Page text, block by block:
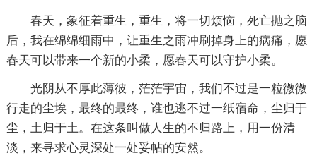
春天，象征着重生，重生，将一切烦恼，死亡抛之脑
后，我在绵绵细雨中，让重生之雨冲刷掉身上的病痛，愿
春天可以带来一个新的小柔，愿春天可以守护小柔。
光阴从不厚此薄彼，茫茫宇宙，我们不过是一粒微微
行走的尘埃，最终的最终，谁也逃不过一纸宿命，尘归于
尘，土归于土。在这条叫做人生的不归路上，用一份清
淡，来寻求心灵深处一处妥帖的安然。